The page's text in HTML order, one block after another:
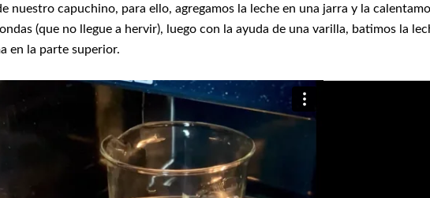
nuestro capuchino, para ello, agregamos la leche en una jarra y la
(que no llegue a hervir), luego con la ayuda de una varilla, batimos la
en la parte superior.